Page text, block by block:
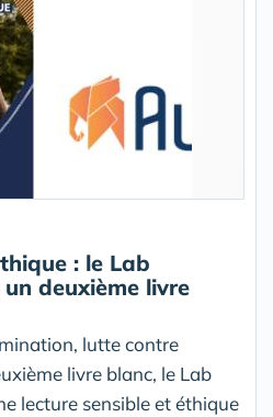
: le Lab
deuxième livre
lutte contre
livre blanc, le Lab
lecture sensible et éthique